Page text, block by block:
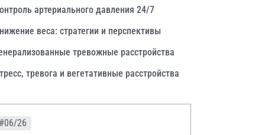
артериального давления 24/7
веса: стратегии и перспективы
тревожные расстройства
тревога и вегетативные расстройства
#06/26